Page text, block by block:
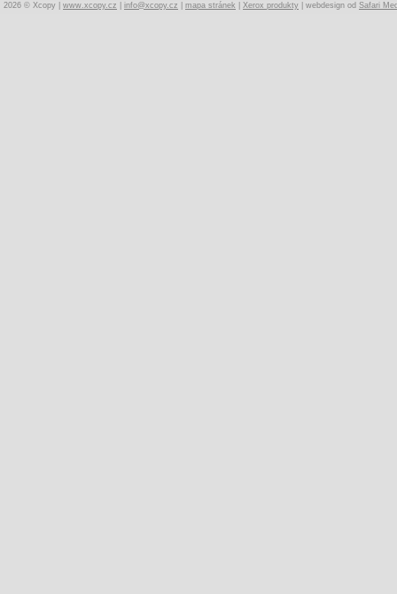
2026 © Xcopy | www.xcopy.cz info@xcopy.cz mapa stránek Xerox produkty | webdesign od Safari